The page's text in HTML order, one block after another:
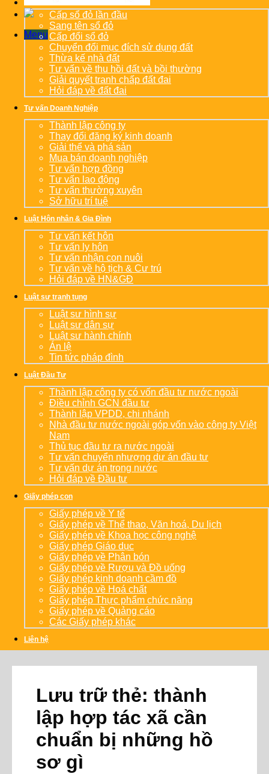
Menu
Cấp sổ đỏ lần đầu
Sang tên sổ đỏ
Cấp đổi sổ đỏ
Chuyển đổi mục đích sử dụng đất
Thừa kế nhà đất
Tư vấn về thu hồi đất và bồi thường
Giải quyết tranh chấp đất đai
Hỏi đáp về đất đai
Tư vấn Doanh Nghiệp
Thành lập công ty
Thay đổi đăng ký kinh doanh
Giải thể và phá sản
Mua bán doanh nghiệp
Tư vấn hợp đồng
Tư vấn lao động
Tư vấn thường xuyên
Sở hữu trí tuệ
Luật Hôn nhân & Gia Đình
Tư vấn kết hôn
Tư vấn ly hôn
Tư vấn nhận con nuôi
Tư vấn về hộ tịch & Cư trú
Hỏi đáp về HN&GĐ
Luật sư tranh tụng
Luật sư hình sự
Luật sư dân sự
Luật sư hành chính
Án lệ
Tin tức pháp đình
Luật Đầu Tư
Thành lập công ty có vốn đầu tư nước ngoài
Điều chỉnh GCN đầu tư
Thành lập VPDD, chi nhánh
Nhà đầu tư nước ngoài góp vốn vào công ty Việt
Nam
Thủ tục đầu tư ra nước ngoài
Tư vấn chuyển nhượng dự án đầu tư
Tư vấn dự án trong nước
Hỏi đáp về Đầu tư
Giấy phép con
Giấy phép về Y tế
Giấy phép về Thể thao, Văn hoá, Du lịch
Giấy phép về Khoa học công nghệ
Giấy phép Giáo dục
Giấy phép về Phân bón
Giấy phép về Rượu và Đồ uống
Giấy phép kinh doanh cầm đồ
Giấy phép về Hoá chất
Giấy phép Thực phẩm chức năng
Giấy phép về Quảng cáo
Các Giấy phép khác
Liên hệ
Lưu trữ thẻ: thành
lập hợp tác xã cần
chuẩn bị những hồ
sơ gì